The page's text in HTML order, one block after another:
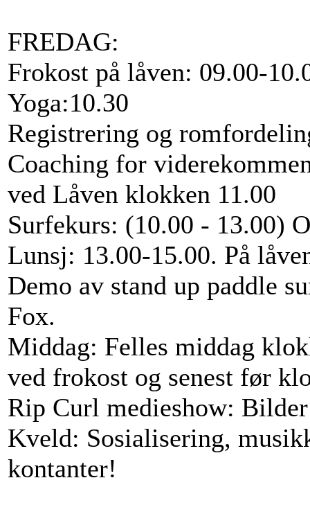
FREDAG:
Frokost på låven: 09.00-
Yoga:10.30
Registrering og
Coaching for
ved Låven klokken 11.00
Surfekurs: (10.00 - 13.00)
Lunsj: 13.00-15.00. På
Demo av stand up paddle
Fox.
Middag: Felles middag
ved frokost og senest før
Rip Curl medieshow:
Kveld: Sosialisering,
kontanter!